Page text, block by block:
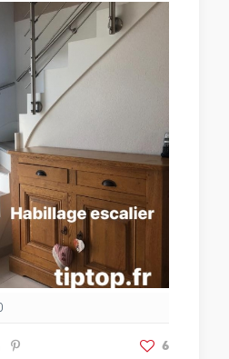
6